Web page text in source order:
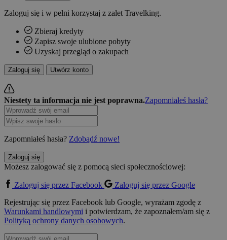
Zaloguj się i w pełni korzystaj z zalet Travelking.
Zbieraj kredyty
Zapisz swoje ulubione pobyty
Uzyskaj przegląd o zakupach
Zaloguj się Utwórz konto
Niestety ta informacja nie jest poprawna.Zapomniałeś hasła?
Zapomniałeś hasła? Zdobądź nowe!
Zaloguj się
Możesz zalogować się z pomocą sieci społecznościowej:
Zaloguj się przez Facebook
Zaloguj się przez Google
Rejestrując się przez Facebook lub Google, wyrażam zgodę z
Warunkami handlowymi i potwierdzam, że zapoznałem/am się z
Polityką ochrony danych osobowych.